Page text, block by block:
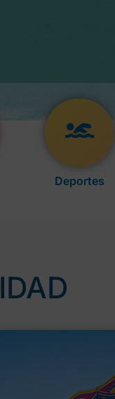
Deportes